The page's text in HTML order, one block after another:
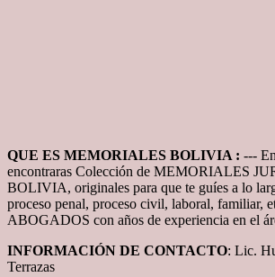
QUE ES MEMORIALES BOLIVIA : ---
encontraras Colección de MEMORIALES
BOLIVIA, originales para que te guíes a lo
proceso penal, proceso civil, laboral, familiar,
ABOGADOS con años de experiencia en el
INFORMACIÓN DE CONTACTO: Lic.
Terrazas